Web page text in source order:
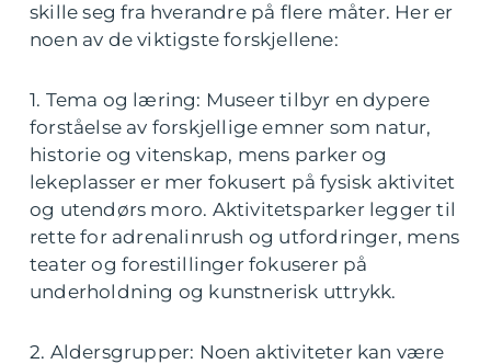
skille seg fra hverandre på flere måter. Her er
noen av de viktigste forskjellene:
1. Tema og læring: Museer tilbyr en dypere
forståelse av forskjellige emner som natur,
historie og vitenskap, mens parker og
lekeplasser er mer fokusert på fysisk aktivitet
og utendørs moro. Aktivitetsparker legger til
rette for adrenalinrush og utfordringer, mens
teater og forestillinger fokuserer på
underholdning og kunstnerisk uttrykk.
2. Aldersgrupper: Noen aktiviteter kan være